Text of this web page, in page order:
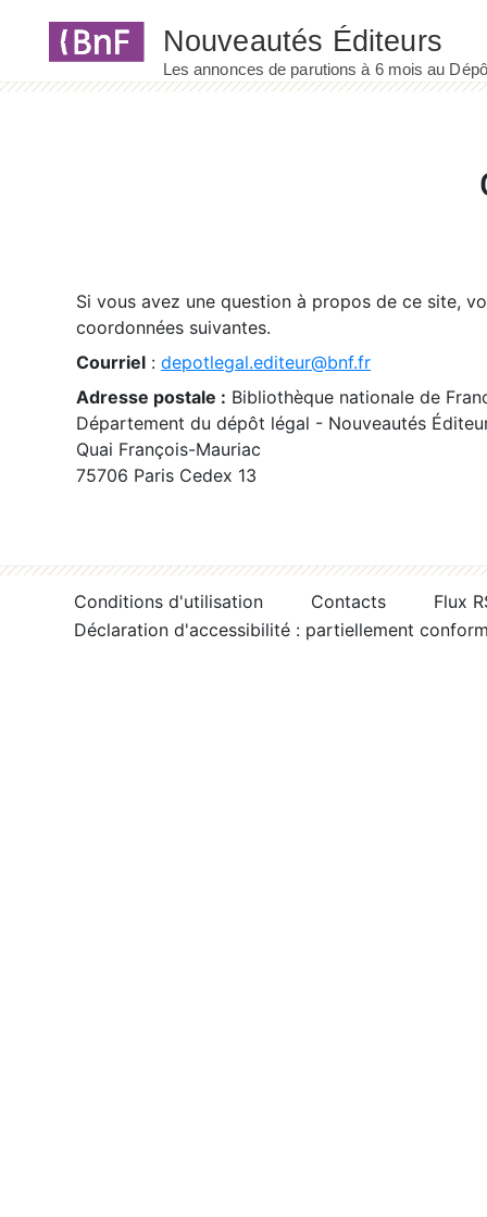
Si vous avez une question à propos de ce site,
coordonnées suivantes.
Courriel : depotlegal.editeur@bnf.fr
Adresse postale : Bibliothèque nationale de
Département du dépôt légal - Nouveautés
Quai François-Mauriac
75706 Paris Cedex 13
Conditions d'utilisation Contacts
Flux
Déclaration d'accessibilité : partiellement